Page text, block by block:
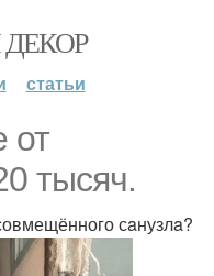
статьи
от
тысяч.
сaнузлa?